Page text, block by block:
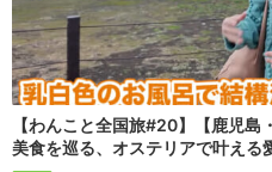
【わんこと全国旅#20】【鹿児島
美食を巡る、オステリアで叶える